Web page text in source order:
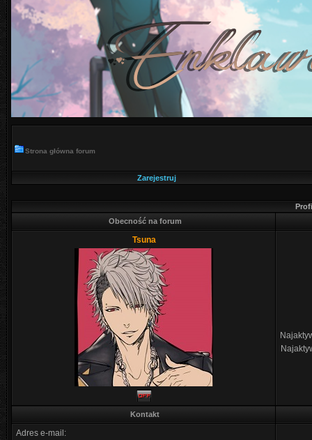
Strona główna forum
Zarejestruj
Obecność na forum
Tsuna
Kontakt
Adres e-mail: